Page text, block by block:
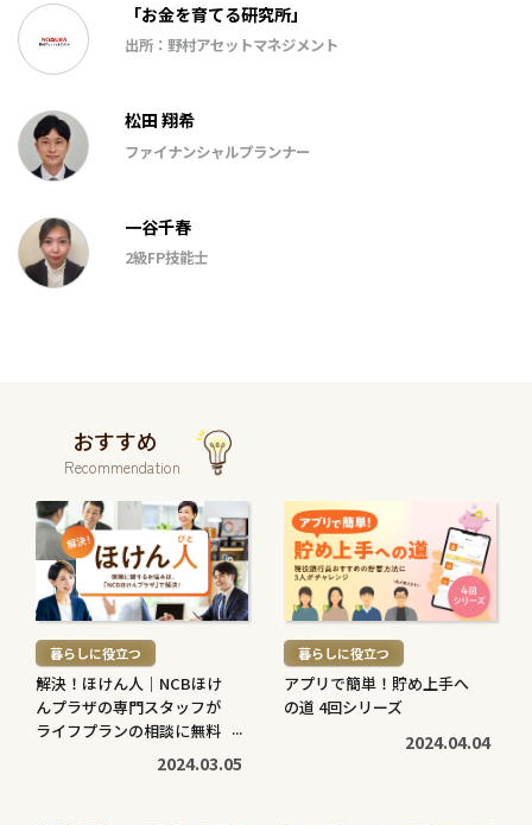
「お金を育てる研究所」
出所：野村アセットマネジメント
松田 翔希
ファイナンシャルプランナー
一谷千春
2級FP技能士
おすすめ
Recommendation
続
き
を
読
む
> 暮らしに役立つ
解決！ほけん人｜NCBほけ
んプラザの専門スタッフが
ライフプランの相談に無料
2024.03.05
続
き
を
読
む
> 暮らしに役立つ
アプリで簡単！貯め上手へ
の道 4回シリーズ
2024.04.04